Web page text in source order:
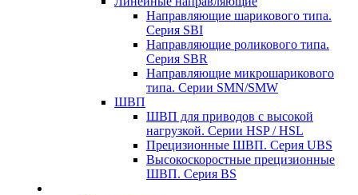
Направляющие шарикового типа.
Серия SBI
Направляющие роликового типа.
Серия SBR
Направляющие микрошарикового
типа. Серии SMN/SMW
ШВП
ШВП для приводов с высокой
нагрузкой. Серии HSP / HSL
Прецизионные ШВП. Серия UBS
Высокоскоростные прецизионные
ШВП. Серия BS